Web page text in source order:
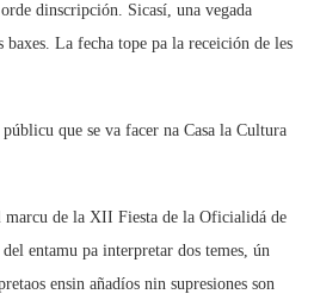
dinscripción. Sicasí, una vegada
baxes. La fecha tope pa la receición de les
que se va facer na Casa la Cultura
marcu de la XII Fiesta de la Oficialidá de
entamu pa interpretar dos temes, ún
ensin añadíos nin supresiones son